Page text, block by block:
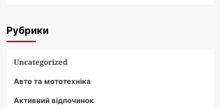
Рубрики
Uncategorized
Авто та мототехніка
Активний відпочинок